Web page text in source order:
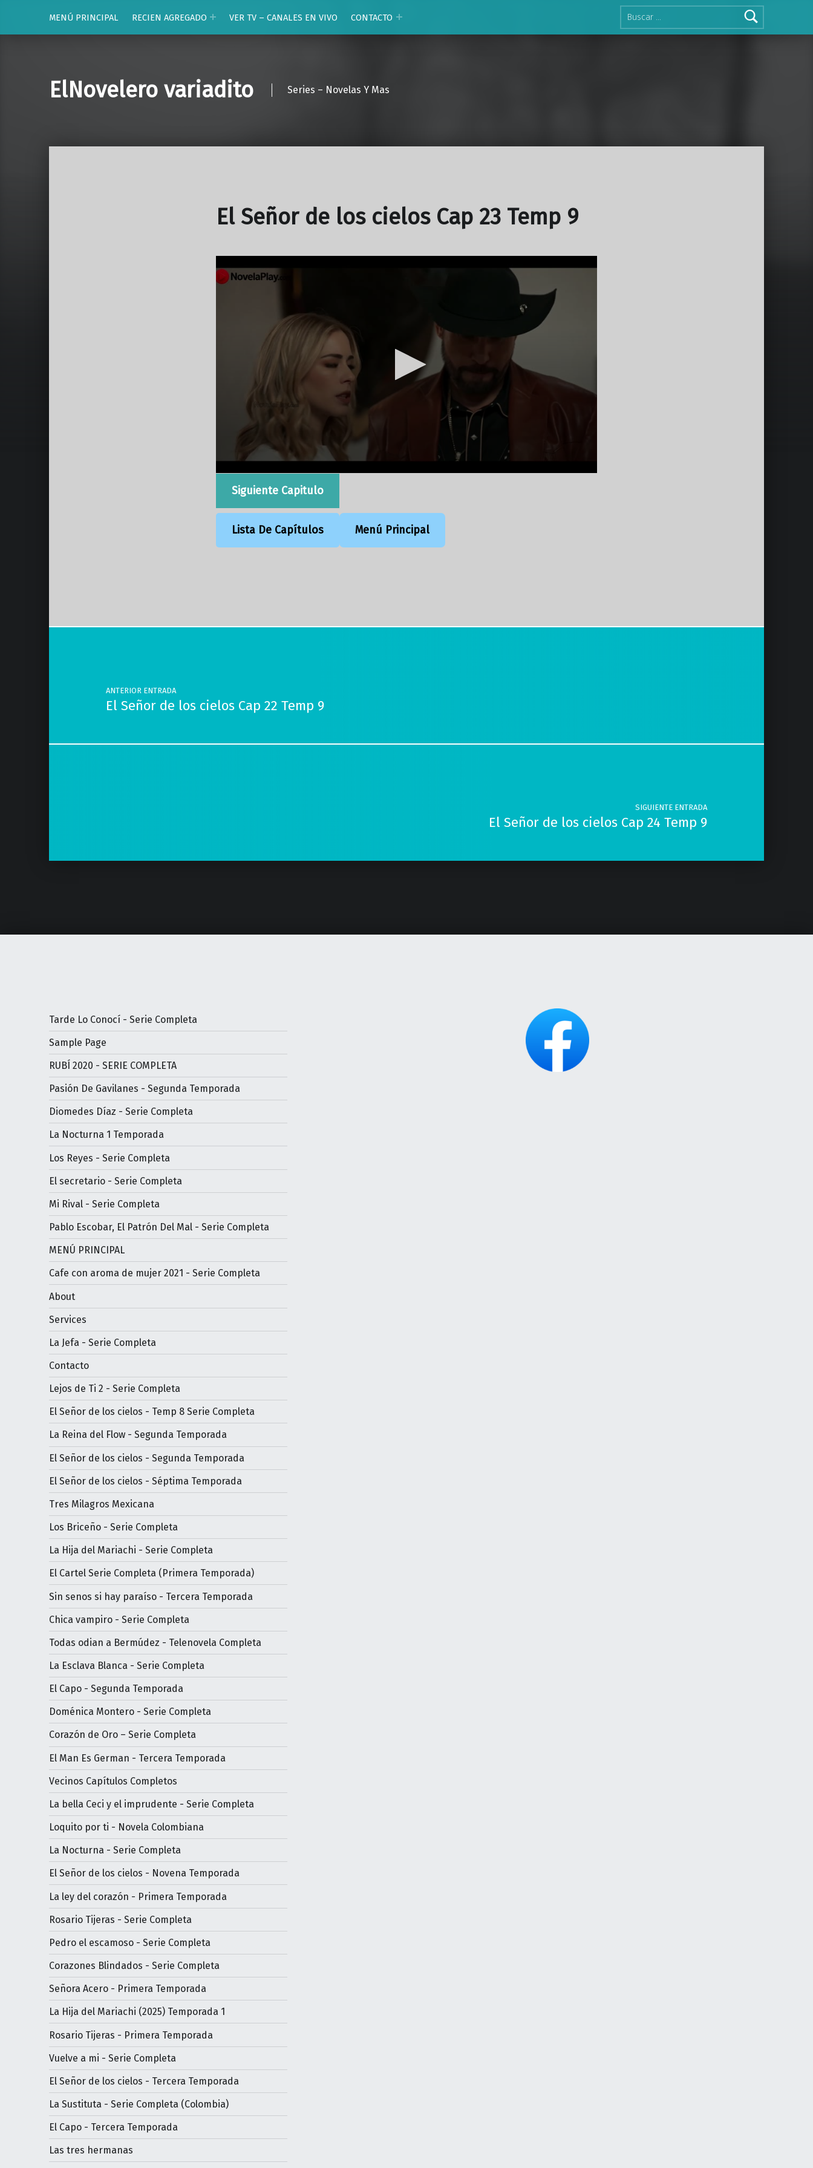
Buscar:
MENÚ PRINCIPAL
RECIEN AGREGADO VER TV – CANALES EN VIVO CONTACTO
ElNovelero variadito Series – Novelas Y Mas
El Señor de los cielos Cap 23 Temp 9
Siguiente Capitulo
Lista De Capítulos Menú Principal
Navegación de entradas
ANTERIOR ENTRADA
El Señor de los cielos Cap 22 Temp 9
SIGUIENTE ENTRADA
El Señor de los cielos Cap 24 Temp 9
Tarde Lo Conocí - Serie Completa
Sample Page
RUBÍ 2020 - SERIE COMPLETA
Pasión De Gavilanes - Segunda Temporada
Diomedes Díaz - Serie Completa
La Nocturna 1 Temporada
Los Reyes - Serie Completa
El secretario - Serie Completa
Mi Rival - Serie Completa
Pablo Escobar, El Patrón Del Mal - Serie Completa
MENÚ PRINCIPAL
Cafe con aroma de mujer 2021 - Serie Completa
About
Services
La Jefa - Serie Completa
Contacto
Lejos de Ti 2 - Serie Completa
El Señor de los cielos - Temp 8 Serie Completa
La Reina del Flow - Segunda Temporada
El Señor de los cielos - Segunda Temporada
El Señor de los cielos - Séptima Temporada
Tres Milagros Mexicana
Los Briceño - Serie Completa
La Hija del Mariachi - Serie Completa
El Cartel Serie Completa (Primera Temporada)
Sin senos si hay paraíso - Tercera Temporada
Chica vampiro - Serie Completa
Todas odian a Bermúdez - Telenovela Completa
La Esclava Blanca - Serie Completa
El Capo - Segunda Temporada
Doménica Montero - Serie Completa
Corazón de Oro – Serie Completa
El Man Es German - Tercera Temporada
Vecinos Capítulos Completos
La bella Ceci y el imprudente - Serie Completa
Loquito por ti - Novela Colombiana
La Nocturna - Serie Completa
El Señor de los cielos - Novena Temporada
La ley del corazón - Primera Temporada
Rosario Tijeras - Serie Completa
Pedro el escamoso - Serie Completa
Corazones Blindados - Serie Completa
Señora Acero - Primera Temporada
La Hija del Mariachi (2025) Temporada 1
Rosario Tijeras - Primera Temporada
Vuelve a mi - Serie Completa
El Señor de los cielos - Tercera Temporada
La Sustituta - Serie Completa (Colombia)
El Capo - Tercera Temporada
Las tres hermanas